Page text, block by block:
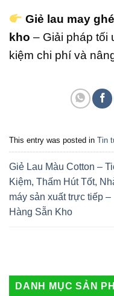
Giẻ lau may
kho – Giải pháp tối
kiệm chi phí và
This entry was posted in Tin
Giẻ Lau Màu Cotton –
Kiệm, Thấm Hút Tốt,
máy sản xuất trực tiếp –
Hàng Sẵn Kho
DANH MỤC SẢN